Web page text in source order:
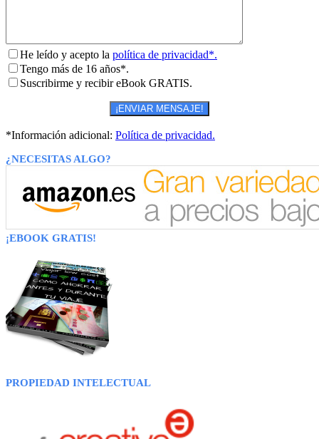
He leído y acepto la política de privacidad*.
Tengo más de 16 años*.
Suscribirme y recibir eBook GRATIS.
*Información adicional: Política de privacidad.
¿NECESITAS ALGO?
¡EBOOK GRATIS!
PROPIEDAD INTELECTUAL